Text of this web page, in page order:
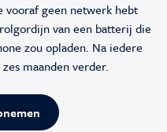
geen netwerk hebt
van een batterij die
zou opladen. Na iedere
maanden verder.